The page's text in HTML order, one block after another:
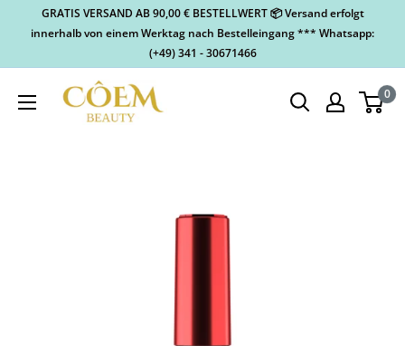
GRATIS VERSAND AB 90,00 € BESTELLWERT 📦 Versand erfolgt
innerhalb von einem Werktag nach Bestelleingang *** Whatsapp:
(+49) 341 - 30671466
0